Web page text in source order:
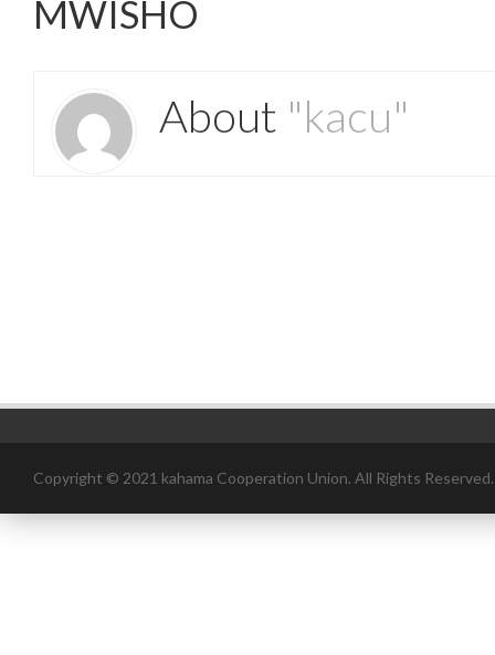
MWISHO
About "kacu"
Copyright © 2021 kahama Cooperation Union. All Rights